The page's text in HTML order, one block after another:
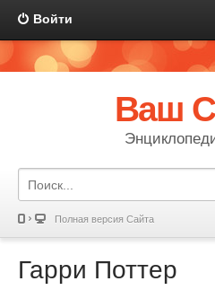
Войти
Ваш
Полная версия Сайта
Гарри Поттер